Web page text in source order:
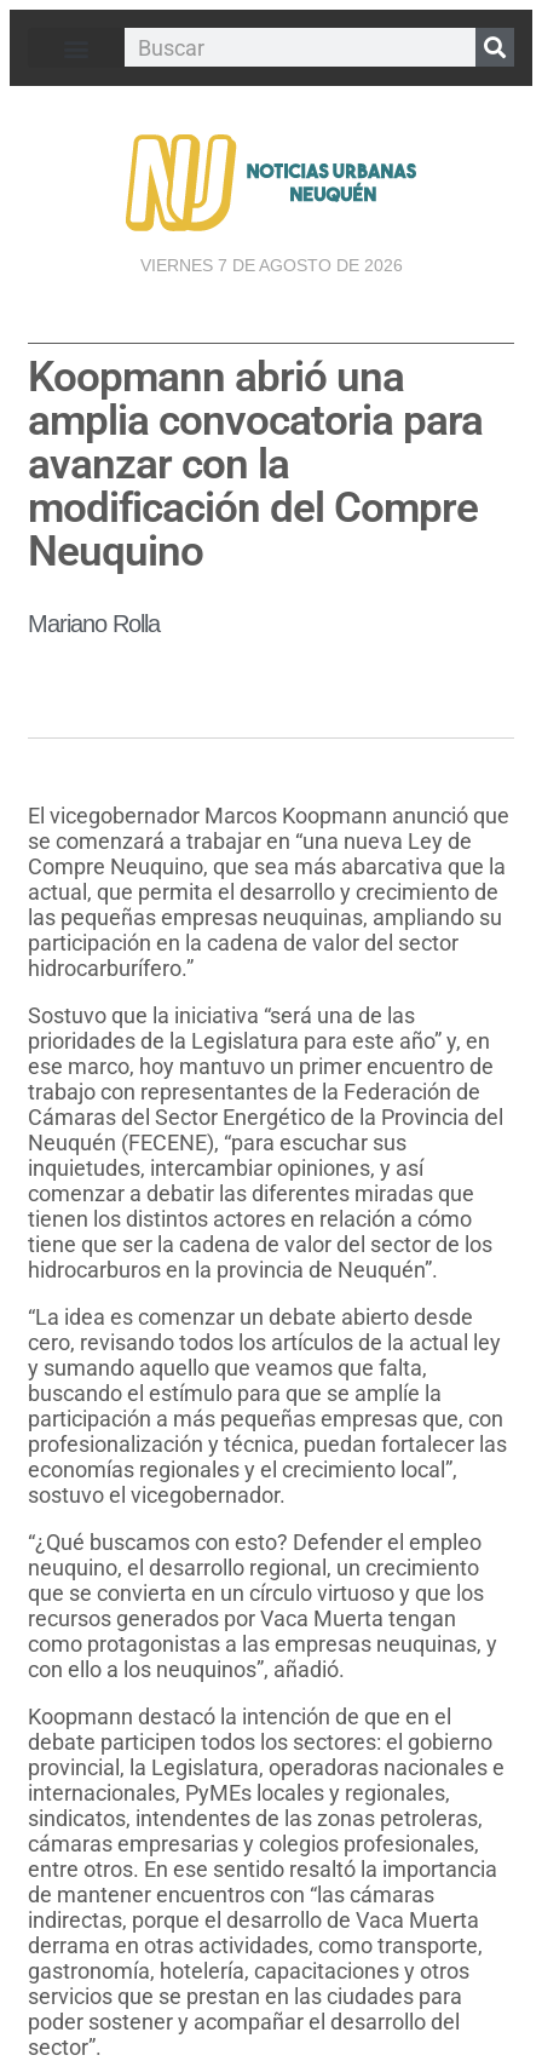
VIERNES 7 DE AGOSTO DE 2026
Koopmann abrió una
amplia convocatoria para
avanzar con la
modificación del Compre
Neuquino
Mariano Rolla
El vicegobernador Marcos Koopmann anunció que
se comenzará a trabajar en “una nueva Ley de
Compre Neuquino, que sea más abarcativa que la
actual, que permita el desarrollo y crecimiento de
las pequeñas empresas neuquinas, ampliando su
participación en la cadena de valor del sector
hidrocarburífero.”
Sostuvo que la iniciativa “será una de las
prioridades de la Legislatura para este año” y, en
ese marco, hoy mantuvo un primer encuentro de
trabajo con representantes de la Federación de
Cámaras del Sector Energético de la Provincia del
Neuquén (FECENE), “para escuchar sus
inquietudes, intercambiar opiniones, y así
comenzar a debatir las diferentes miradas que
tienen los distintos actores en relación a cómo
tiene que ser la cadena de valor del sector de los
hidrocarburos en la provincia de Neuquén”.
“La idea es comenzar un debate abierto desde
cero, revisando todos los artículos de la actual ley
y sumando aquello que veamos que falta,
buscando el estímulo para que se amplíe la
participación a más pequeñas empresas que, con
profesionalización y técnica, puedan fortalecer las
economías regionales y el crecimiento local”,
sostuvo el vicegobernador.
“¿Qué buscamos con esto? Defender el empleo
neuquino, el desarrollo regional, un crecimiento
que se convierta en un círculo virtuoso y que los
recursos generados por Vaca Muerta tengan
como protagonistas a las empresas neuquinas, y
con ello a los neuquinos”, añadió.
Koopmann destacó la intención de que en el
debate participen todos los sectores: el gobierno
provincial, la Legislatura, operadoras nacionales e
internacionales, PyMEs locales y regionales,
sindicatos, intendentes de las zonas petroleras,
cámaras empresarias y colegios profesionales,
entre otros. En ese sentido resaltó la importancia
de mantener encuentros con “las cámaras
indirectas, porque el desarrollo de Vaca Muerta
derrama en otras actividades, como transporte,
gastronomía, hotelería, capacitaciones y otros
servicios que se prestan en las ciudades para
poder sostener y acompañar el desarrollo del
sector”.